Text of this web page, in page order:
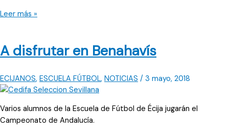
Tres
Benahavís
Leer más »
A disfrutar en Benahavís
ECIJANOS, ESCUELA FÚTBOL, NOTICIAS / 3 mayo, 2018
Varios alumnos de la Escuela de Fútbol de Écija jugarán el
Campeonato de Andalucía.